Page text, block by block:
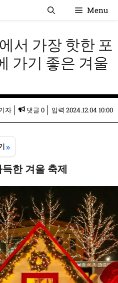
Menu
서 가장 핫한 포
가기 좋은 겨울
자 댓글 0 입력 2024.12.04 10:00
»
한 겨울 축제